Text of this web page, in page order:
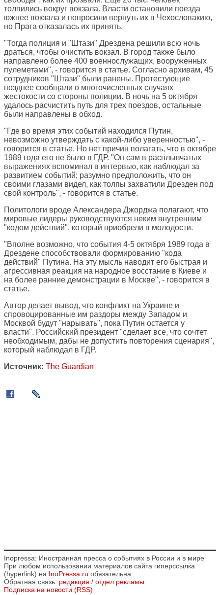
толпились вокруг вокзала. Власти остановили поезда
южнее вокзала и попросили вернуть их в Чехословакию,
но Прага отказалась их принять.
"Тогда полиция и "Штази" Дрездена решили всю ночь
драться, чтобы очистить вокзал. В город также было
направлено более 400 военнослужащих, вооруженных
пулеметами", - говорится в статье. Согласно архивам, 45
сотрудников "Штази" были ранены. Протестующие
позднее сообщали о многочисленных случаях
жестокости со стороны полиции. В ночь на 5 октября
удалось расчистить путь для трех поездов, остальные
были направлены в обход.
"Где во время этих событий находился Путин,
невозможно утверждать с какой-либо уверенностью", -
говорится в статье. Но нет причин полагать, что в октябре
1989 года его не было в ГДР. "Он сам в расплывчатых
выражениях вспоминал в интервью, как наблюдал за
развитием событий; разумно предположить, что он
своими глазами видел, как толпы захватили Дрезден под
свой контроль", - говорится в статье.
Политологи вроде Александера Джорджа полагают, что
мировые лидеры руководствуются неким внутренним
"кодом действий", который приобрели в молодости.
"Вполне возможно, что события 4-5 октября 1989 года в
Дрездене способствовали формированию "кода
действий" Путина. На эту мысль наводит его быстрая и
агрессивная реакция на народное восстание в Киеве и
на более ранние демонстрации в Москве", - говорится в
статье.
Автор делает вывод, что конфликт на Украине и
спровоцированные им раздоры между Западом и
Москвой будут "нарывать", пока Путин остается у
власти". Российский президент "сделает все, что сочтет
необходимым, дабы не допустить повторения сценария",
который наблюдал в ГДР.
Источник: The Guardian
Inopressa: Иностранная пресса о событиях в России и в мире
При любом использовании материалов сайта гиперссылка
(hyperlink) на InoPressa.ru обязательна.
Обратная связь: редакция / отдел рекламы
Подписка на новости (RSS)